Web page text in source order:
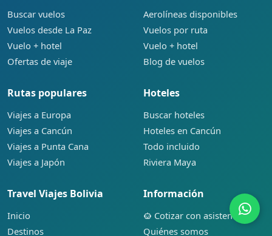
Buscar vuelos
Vuelos desde La Paz
Vuelo + hotel
Ofertas de viaje
Aerolíneas disponibles
Vuelos por ruta
Vuelo + hotel
Blog de vuelos
Rutas populares
Viajes a Europa
Viajes a Cancún
Viajes a Punta Cana
Viajes a Japón
Hoteles
Buscar hoteles
Hoteles en Cancún
Todo incluido
Riviera Maya
Travel Viajes Bolivia
Inicio
Destinos
Información
Cotizar con asistente
Quiénes somos